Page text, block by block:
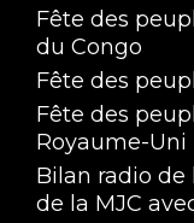
Fête des
du Congo
Fête des
Fête des
Royaume-Uni
Bilan radio
de la MJC